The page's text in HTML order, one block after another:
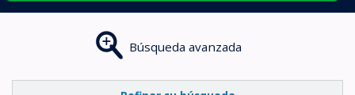
Búsqueda avanzada